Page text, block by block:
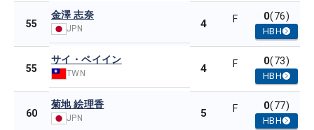
55
金澤 志奈
JPN 4 F 0(76)
HBH
55
サイ・ペイイン
TWN 4 F 0(73)
HBH
60
菊地 絵理香
JPN 5 F 0(77)
HBH